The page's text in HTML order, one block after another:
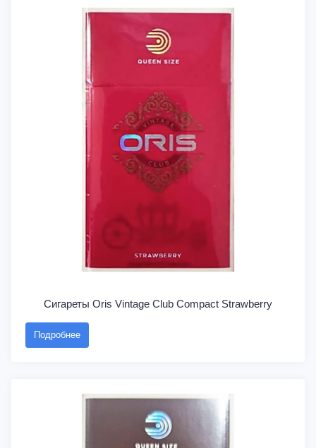
Сигареты Oris Vintage Club Compact Strawberry
Подробнее